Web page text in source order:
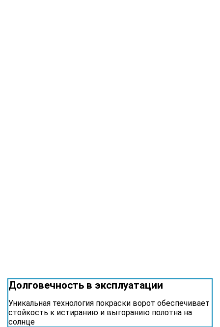
Долговечность в эксплуатации
Уникальная технология покраски ворот обеспечивает
стойкость к истиранию и выгоранию полотна на
солнце